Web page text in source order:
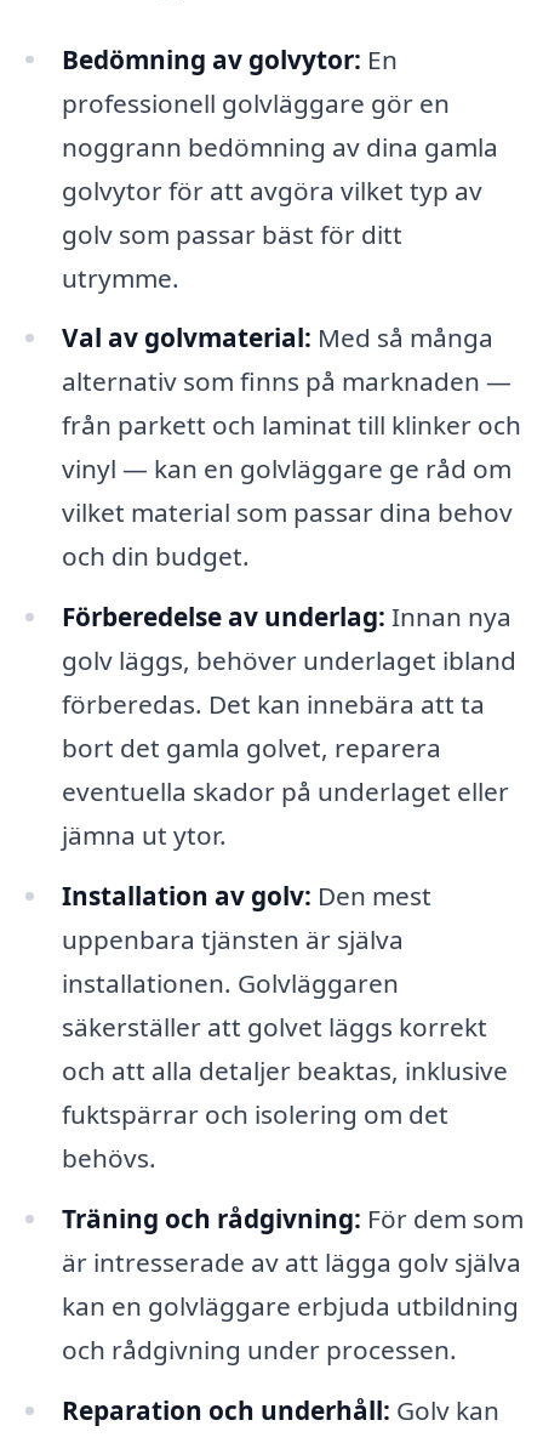
Bedömning av golvytor: En
professionell golvläggare gör en
noggrann bedömning av dina gamla
golvytor för att avgöra vilket typ av
golv som passar bäst för ditt
utrymme.
Val av golvmaterial: Med så många
alternativ som finns på marknaden —
från parkett och laminat till klinker och
vinyl — kan en golvläggare ge råd om
vilket material som passar dina behov
och din budget.
Förberedelse av underlag: Innan nya
golv läggs, behöver underlaget ibland
förberedas. Det kan innebära att ta
bort det gamla golvet, reparera
eventuella skador på underlaget eller
jämna ut ytor.
Installation av golv: Den mest
uppenbara tjänsten är själva
installationen. Golvläggaren
säkerställer att golvet läggs korrekt
och att alla detaljer beaktas, inklusive
fuktspärrar och isolering om det
behövs.
Träning och rådgivning: För dem som
är intresserade av att lägga golv själva
kan en golvläggare erbjuda utbildning
och rådgivning under processen.
Reparation och underhåll: Golv kan